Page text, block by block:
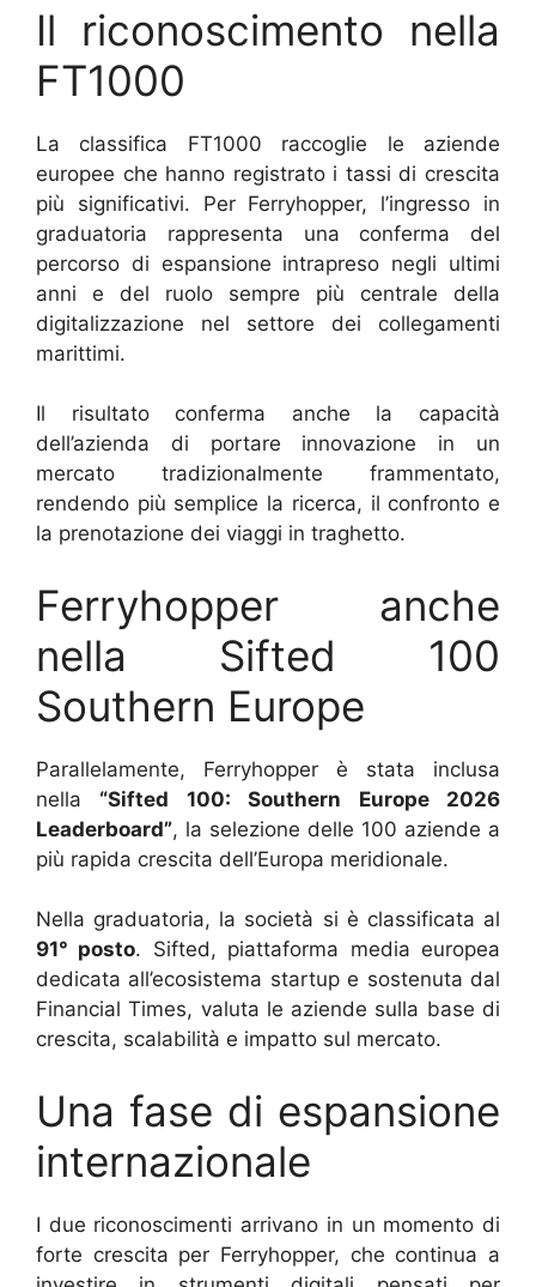
Il riconoscimento nella
FT1000
La classifica FT1000 raccoglie le aziende
europee che hanno registrato i tassi di crescita
più significativi. Per Ferryhopper, l’ingresso in
graduatoria rappresenta una conferma del
percorso di espansione intrapreso negli ultimi
anni e del ruolo sempre più centrale della
digitalizzazione nel settore dei collegamenti
marittimi.
Il risultato conferma anche la capacità
dell’azienda di portare innovazione in un
mercato tradizionalmente frammentato,
rendendo più semplice la ricerca, il confronto e
la prenotazione dei viaggi in traghetto.
Ferryhopper anche
nella Sifted 100
Southern Europe
Parallelamente, Ferryhopper è stata inclusa
nella “Sifted 100: Southern Europe 2026
Leaderboard”, la selezione delle 100 aziende a
più rapida crescita dell’Europa meridionale.
Nella graduatoria, la società si è classificata al
91° posto. Sifted, piattaforma media europea
dedicata all’ecosistema startup e sostenuta dal
Financial Times, valuta le aziende sulla base di
crescita, scalabilità e impatto sul mercato.
Una fase di espansione
internazionale
I due riconoscimenti arrivano in un momento di
forte crescita per Ferryhopper, che continua a